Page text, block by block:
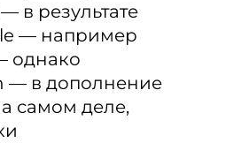
в результате
— например
однако
— в дополнение
самом деле,